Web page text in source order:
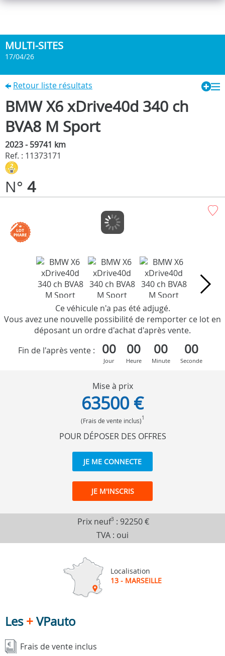
MULTI-SITES
17/04/26
Retour liste résultats
BMW X6 xDrive40d 340 ch
BVA8 M Sport
2023 - 59741 km
Ref. : 11373171
N° 4
Ce véhicule n'a pas été adjugé.
Vous avez une nouvelle possibilité de remporter ce lot en
déposant un ordre d'achat d'après vente.
Fin de l'après vente :
00
Jour
00
Heure
00
Minute
00
Seconde
Mise à prix
63500 €
(Frais de vente inclus)1
POUR DÉPOSER DES OFFRES
JE ME CONNECTE
JE M'INSCRIS
Prix neuf3 : 92250 €
TVA : oui
Localisation
13 - MARSEILLE
Les+VPauto
Frais de vente inclus